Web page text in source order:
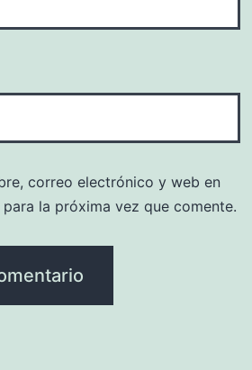
correo electrónico y web en
la próxima vez que comente.